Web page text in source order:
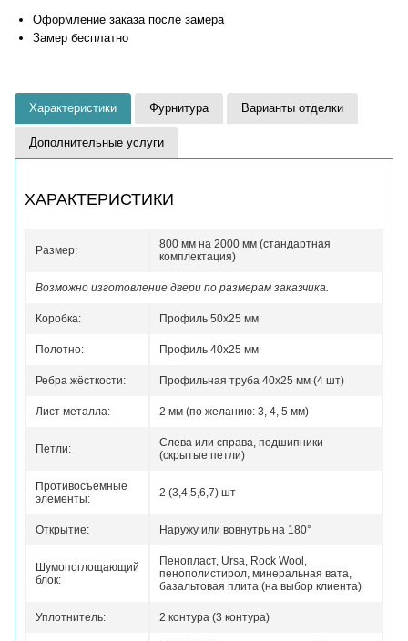
Оформление заказа после замера
Замер бесплатно
Характеристики Фурнитура Варианты отделки
Дополнительные услуги
ХАРАКТЕРИСТИКИ
Размер:
800 мм на 2000 мм (стандартная
комплектация)
Возможно изготовление двери по размерам заказчика.
Коробка: Профиль 50x25 мм
Полотно: Профиль 40x25 мм
Ребра жёсткости: Профильная труба 40х25 мм (4 шт)
Лист металла: 2 мм (по желанию: 3, 4, 5 мм)
Петли:
Слева или справа, подшипники
(скрытые петли)
Противосъемные
элементы:
2 (3,4,5,6,7) шт
Открытие: Наружу или вовнутрь на 180°
Шумопоглощающий
блок:
Пенопласт, Ursa, Rock Wool,
пенополистирол, минеральная вата,
базальтовая плита (на выбор клиента)
Уплотнитель: 2 контура (3 контура)